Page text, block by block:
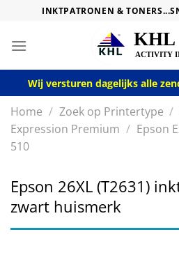
content
INKTPATRONEN &
Wij versturen dagelijks alle
Home / Zoek op Printertype /
Expression Premium / Epson
510
Epson 26XL (T2631)
zwart huismerk